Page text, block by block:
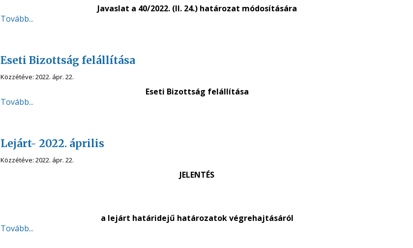
Javaslat a 40/2022. (II. 24.) határozat módosítására
Tovább...
Eseti Bizottság felállítása
Közzétéve: 2022. ápr. 22.
Eseti Bizottság felállítása
Tovább...
Lejárt- 2022. április
Közzétéve: 2022. ápr. 22.
JELENTÉS
a lejárt határidejű határozatok végrehajtásáról
Tovább...